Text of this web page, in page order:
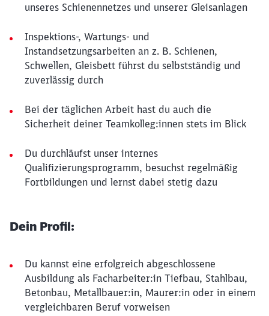
unseres Schienennetzes und unserer Gleisanlagen
Inspektions-, Wartungs- und
Instandsetzungsarbeiten an z. B. Schienen,
Schwellen, Gleisbett führst du selbstständig und
zuverlässig durch
Bei der täglichen Arbeit hast du auch die
Sicherheit deiner Teamkolleg:innen stets im Blick
Du durchläufst unser internes
Qualifizierungsprogramm, besuchst regelmäßig
Fortbildungen und lernst dabei stetig dazu
Dein Profil:
Du kannst eine erfolgreich abgeschlossene
Ausbildung als Facharbeiter:in Tiefbau, Stahlbau,
Betonbau, Metallbauer:in, Maurer:in oder in einem
vergleichbaren Beruf vorweisen